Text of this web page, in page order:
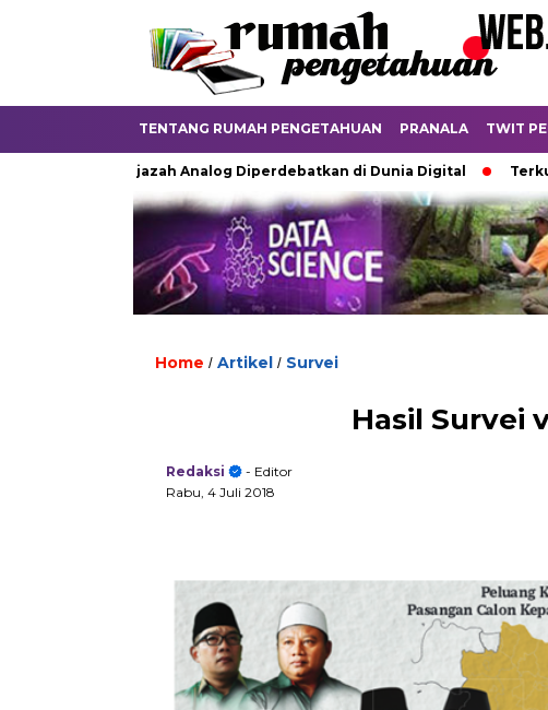
TENTANG RUMAH PENGETAHUAN PRANALA TWIT
Ketika Ijazah Analog Diperdebatkan di Dunia Digital Terkubur
Home / Artikel / Survei
Hasil Survei
Redaksi
- Editor
Rabu, 4 Juli 2018